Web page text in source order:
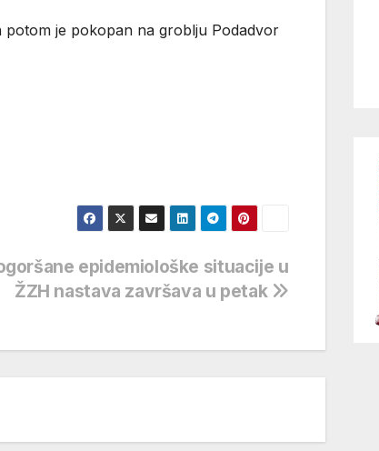
potom je pokopan na groblju Podadvor
epidemiološke situacije u
ŽZH nastava završava u petak